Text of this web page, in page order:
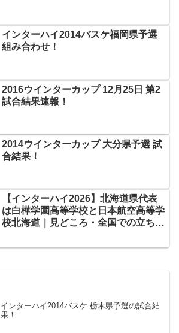
インターハイ2014バスケ福岡県予選
組み合わせ！
2016ウインターカップ 12月25日 第2
試合結果速報！
2014ウインターカップ 大分県予選 試
合結果！
【インターハイ2026】北海道県代表
は白樺学園高等学校と日本航空高等学
校北海道｜見どころ・全国での立ち位
インターハイ2014バスケ 栃木県予選の試合結
果！